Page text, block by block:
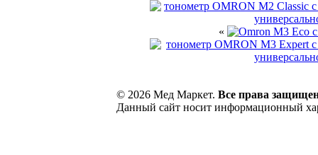
«
© 2026 Мед Маркет. Все права
Данный сайт носит информационный